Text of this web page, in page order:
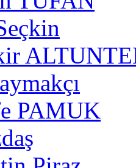
PAMUK